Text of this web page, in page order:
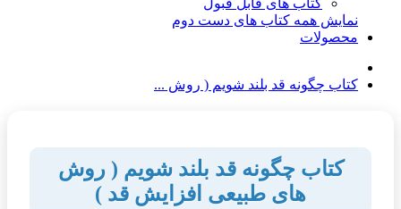
کتاب های قابل قبول
نمایش همه کتاب های دست دوم
محصولات
کتاب چگونه قد بلند شویم ( روش ...
کتاب چگونه قد بلند شویم ( روش
های طبیعی افزایش قد )